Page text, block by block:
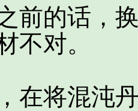
的话，换
不对。
将混沌丹